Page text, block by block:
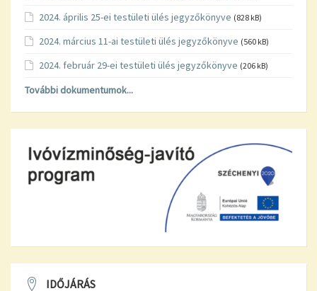
2024. április 25-ei testületi ülés jegyzőkönyve (828 kB)
2024. március 11-ai testületi ülés jegyzőkönyve (560 kB)
2024. február 29-ei testületi ülés jegyzőkönyve (206 kB)
További dokumentumok...
IDŐJÁRÁS